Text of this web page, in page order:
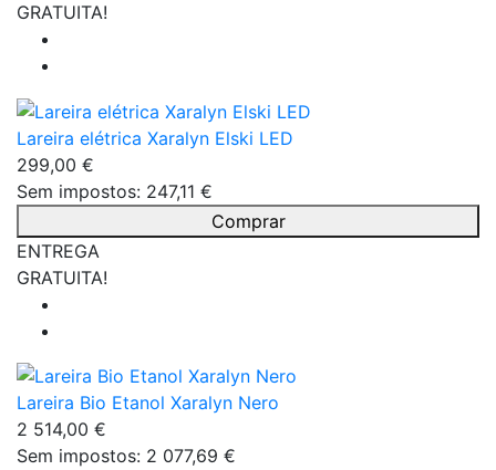
GRATUITA!
Lareira elétrica Xaralyn Elski LED
299,00 €
Sem impostos: 247,11 €
Comprar
ENTREGA
GRATUITA!
Lareira Bio Etanol Xaralyn Nero
2 514,00 €
Sem impostos: 2 077,69 €